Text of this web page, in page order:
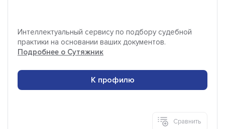
Интеллектуальный сервису по подбору судебной
практики на основании ваших документов.
Подробнее о Сутяжник
К профилю
Сравнить